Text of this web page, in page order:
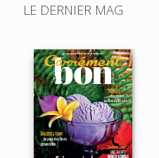
LE DERNIER MAG